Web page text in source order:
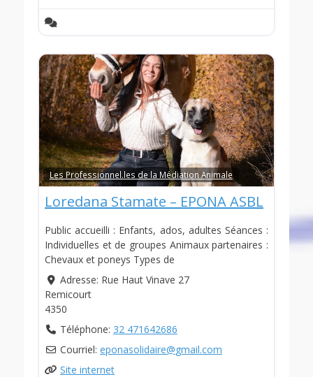
Les Professionnel.les de la Médiation Animale
Loredana Stamate – EPONA ASBL
Public accueilli : Enfants, ados, adultes Séances :
Individuelles et de groupes Animaux partenaires :
Chevaux et poneys Types de
Adresse: Rue Haut Vinave 27
Remicourt
4350
Téléphone: 32 471642686
Courriel: eponasolidaire@gmail.com
Site internet